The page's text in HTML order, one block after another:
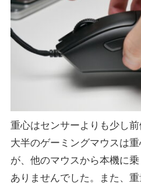
重心はセンサーよりも少し前
大半のゲーミングマウスは
が、他のマウスから本機に
ありませんでした。また、